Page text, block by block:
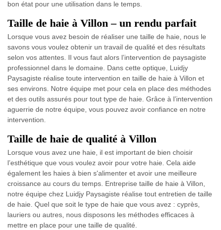
bon état pour une utilisation dans le temps.
Taille de haie à Villon – un rendu parfait
Lorsque vous avez besoin de réaliser une taille de haie, nous le
savons vous voulez obtenir un travail de qualité et des résultats
selon vos attentes. Il vous faut alors l’intervention de paysagiste
professionnel dans le domaine. Dans cette optique, Luidjy
Paysagiste réalise toute intervention en taille de haie à Villon et
ses environs. Notre équipe met pour cela en place des méthodes
et des outils assurés pour tout type de haie. Grâce à l’intervention
aguerrie de notre équipe, vous pouvez avoir confiance en notre
intervention.
Taille de haie de qualité à Villon
Lorsque vous avez une haie, il est important de bien choisir
l’esthétique que vous voulez avoir pour votre haie. Cela aide
également les haies à bien s'alimenter et avoir une meilleure
croissance au cours du temps. Entreprise taille de haie à Villon,
notre équipe chez Luidjy Paysagiste réalise tout entretien de taille
de haie. Quel que soit le type de haie que vous avez : cyprès,
lauriers ou autres, nous disposons les méthodes efficaces à
mettre en place pour une taille de qualité.